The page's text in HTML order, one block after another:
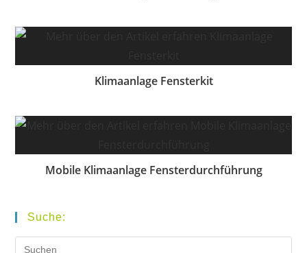
Klimaanlage Fensterkit
Mobile Klimaanlage Fensterdurchführung
Suche: